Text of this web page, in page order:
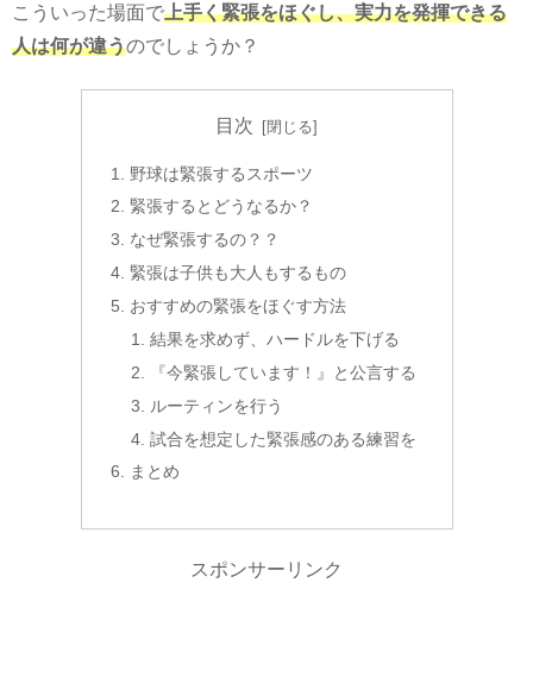
こういった場面で上手く緊張をほぐし、実力を発揮できる
人は何が違うのでしょうか？
目次
野球は緊張するスポーツ
緊張するとどうなるか？
なぜ緊張するの？？
緊張は子供も大人もするもの
おすすめの緊張をほぐす方法
結果を求めず、ハードルを下げる
『今緊張しています！』と公言する
ルーティンを行う
試合を想定した緊張感のある練習を
まとめ
スポンサーリンク